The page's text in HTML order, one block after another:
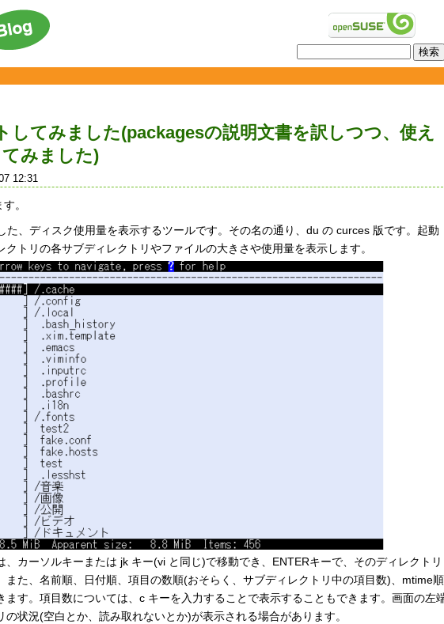
してみました(packagesの説明文書を訳しつつ、使え
みました)
12:31
。
た、ディスク使用量を表示するツールです。その名の通り、du の curces 版です。起動
トリの各サブディレクトリやファイルの大きさや使用量を表示します。
、カーソルキーまたは jk キー(vi と同じ)で移動でき、ENTERキーで、そのディレクトリ
また、名前順、日付順、項目の数順(おそらく、サブディレクトリ中の項目数)、mtime順
ます。項目数については、c キーを入力することで表示することもできます。画面の左
の状況(空白とか、読み取れないとか)が表示される場合があります。